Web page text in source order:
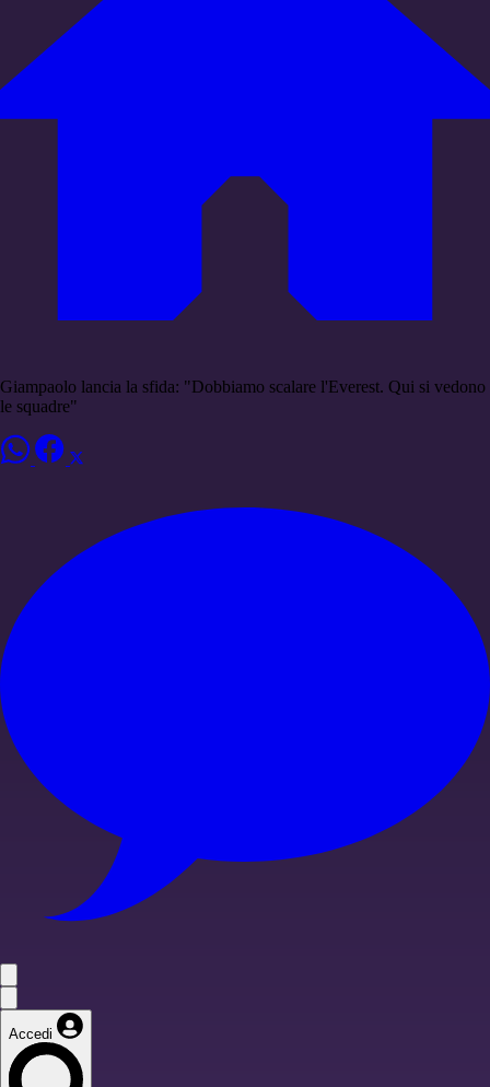
Giampaolo lancia la sfida: "Dobbiamo scalare l'Everest. Qui si vedono
le squadre"
Accedi